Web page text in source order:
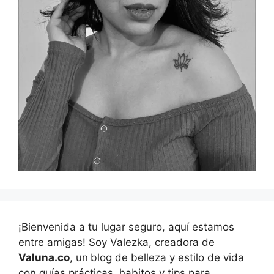
¡Bienvenida a tu lugar seguro, aquí estamos
entre amigas! Soy Valezka, creadora de
Valuna.co, un blog de belleza y estilo de vida